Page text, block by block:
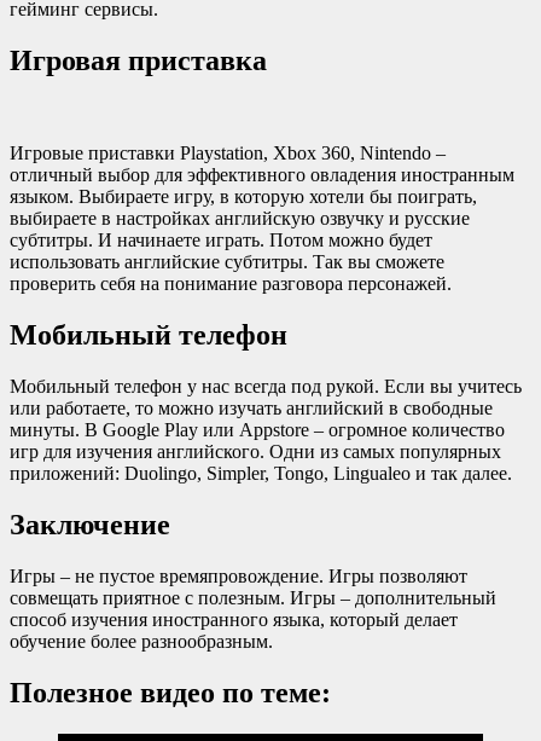
гейминг сервисы.
Игровая приставка
Игровые приставки Playstation, Xbox 360, Nintendo –
отличный выбор для эффективного овладения иностранным
языком. Выбираете игру, в которую хотели бы поиграть,
выбираете в настройках английскую озвучку и русские
субтитры. И начинаете играть. Потом можно будет
использовать английские субтитры. Так вы сможете
проверить себя на понимание разговора персонажей.
Мобильный телефон
Мобильный телефон у нас всегда под рукой. Если вы учитесь
или работаете, то можно изучать английский в свободные
минуты. В Google Play или Appstore – огромное количество
игр для изучения английского. Одни из самых популярных
приложений: Duolingo, Simpler, Tongo, Lingualeo и так далее.
Заключение
Игры – не пустое времяпровождение. Игры позволяют
совмещать приятное с полезным. Игры – дополнительный
способ изучения иностранного языка, который делает
обучение более разнообразным.
Полезное видео по теме: